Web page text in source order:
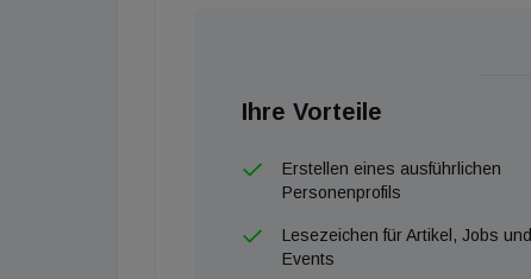
Ihre Vorteile
Erstellen eines ausführlichen
Personenprofils
Lesezeichen für Artikel, Jobs und
Events